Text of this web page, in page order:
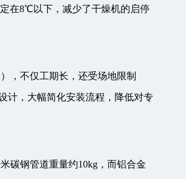
在8℃以下，减少了干燥机的启停
，不仅工期长，还受场地限制
计，大幅简化安装流程，降低对专
碳钢管道重量约10kg，而铝合金